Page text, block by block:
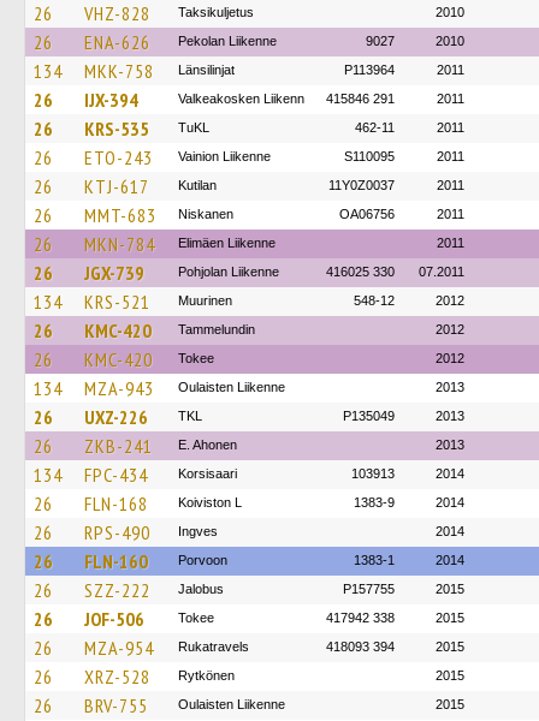
26 VHZ-828 Taksikuljetus 2010
26 ENA-626 Pekolan Liikenne 9027 2010
134 MKK-758 Länsilinjat P113964 2011
26 IJX-394 Valkeakosken Liikenn 415846 291 2011
26 KRS-535 TuKL 462-11 2011
26 ETO-243 Vainion Liikenne S110095 2011
26 KTJ-617 Kutilan 11Y0Z0037 2011
26 MMT-683 Niskanen OA06756 2011
26 MKN-784 Elimäen Liikenne 2011
26 JGX-739 Pohjolan Liikenne 416025 330 07.2011
134 KRS-521 Muurinen 548-12 2012
26 KMC-420 Tammelundin 2012
26 KMC-420 Tokee 2012
134 MZA-943 Oulaisten Liikenne 2013
26 UXZ-226 TKL P135049 2013
26 ZKB-241 E. Ahonen 2013
134 FPC-434 Korsisaari 103913 2014
26 FLN-168 Koiviston L 1383-9 2014
26 RPS-490 Ingves 2014
26 FLN-160 Porvoon 1383-1 2014
26 SZZ-222 Jalobus P157755 2015
26 JOF-506 Tokee 417942 338 2015
26 MZA-954 Rukatravels 418093 394 2015
26 XRZ-528 Rytkönen 2015
26 BRV-755 Oulaisten Liikenne 2015